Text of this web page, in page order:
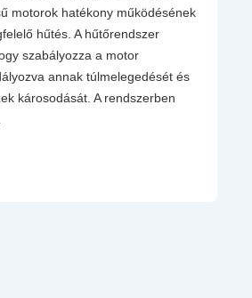
motorok hatékony működésének
hűtés. A hűtőrendszer
szabályozza a motor
annak túlmelegedését és
károsodását. A rendszerben